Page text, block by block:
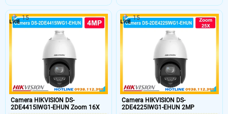
Zoom quang 32x, zoom số 16x
quan sát tầm xa rõ nét. Hồng ngoại
ban đêm tầm xa tối đa lên đến 200
mét.
quang 8-32mm linh hoạt mọi
khoảng cách. Chống ngược sáng
WDR 140dB cực kỳ sắc nét.
Camera HIKVISION DS-
2DE4415IWG1-EHUN Zoom 16X
15
Camera HIKVISION DS-
2DE4225IWG1-EHUN 2MP
15